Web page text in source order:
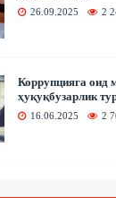
26.09.2025 2
Коррупцияга оид
ҳуқуқбузарлик
16.06.2025 2